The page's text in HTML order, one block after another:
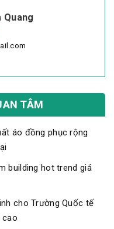
Quang
TÂM
áo đồng phục rộng
building hot trend giá
cho Trường Quốc tế
cao